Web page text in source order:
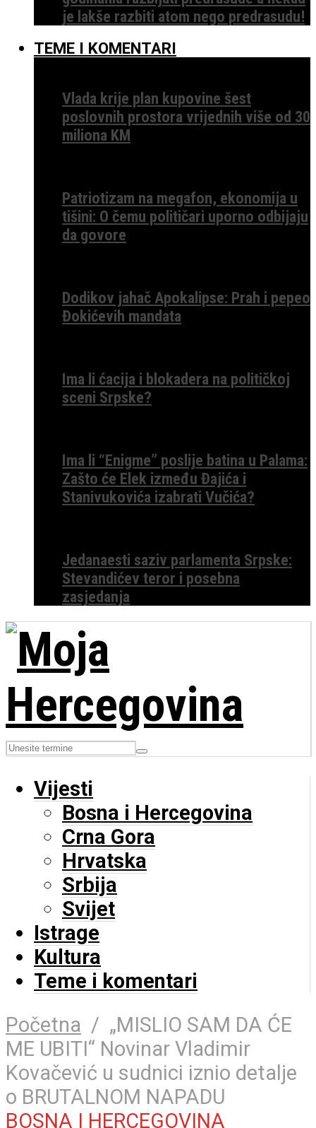
je lakše razbiti atom nego predrasudu!
TEME I KOMENTARI
Vlada krije plan kupovine šest
poslovnih prostora vrijednih više od 30
miliona KM
Patriotizam na megafon, ekonomija u
tišini: O čemu političari uporno odbijaju
da govore
Dodikov jahač Apokalipse: Prah i pepeo
Đokićevih mandata
Ima li ćacija i blokadera na političkoj
sceni Srpske?
Ima li “Enigme” poslije batina u Palama:
Zašto će Elek između Đajića i
Stanivukovića izabrati Vučića?
Jedanaesti saziv parlamenta Srpske:
Stevandićev teror i posebna
zasjedanja
Vijesti
Bosna i Hercegovina
Crna Gora
Hrvatska
Srbija
Svijet
Istrage
Kultura
Teme i komentari
Početna / „MISLIO SAM DA ĆE
ME UBITI“ Novinar Vladimir
Kovačević u sudnici iznio detalje
o BRUTALNOM NAPADU
BOSNA I HERCEGOVINA